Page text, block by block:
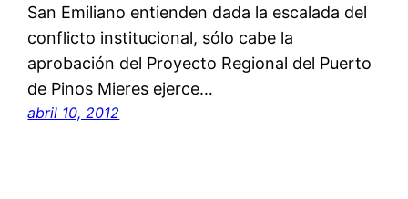
San Emiliano entienden dada la escalada del
conflicto institucional, sólo cabe la
aprobación del Proyecto Regional del Puerto
de Pinos Mieres ejerce…
abril 10, 2012